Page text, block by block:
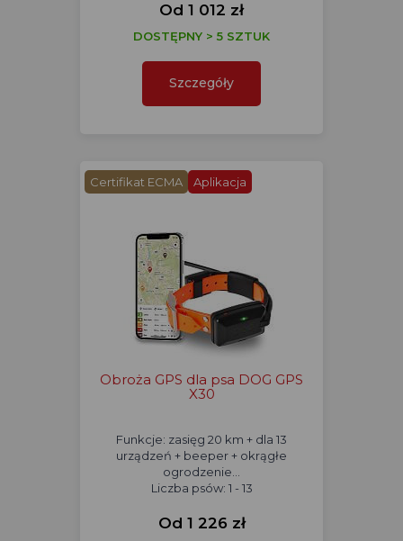
Od 1 012 zł
DOSTĘPNY > 5 SZTUK
Szczegóły
Certifikat ECMA Aplikacja
Obroża GPS dla psa DOG GPS
X30
Funkcje: zasięg 20 km + dla 13
urządzeń + beeper + okrągłe
ogrodzenie...
Liczba psów: 1 - 13
Od 1 226 zł